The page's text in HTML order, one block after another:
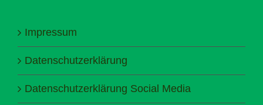
Impressum
Datenschutzerklärung
Datenschutzerklärung Social Media